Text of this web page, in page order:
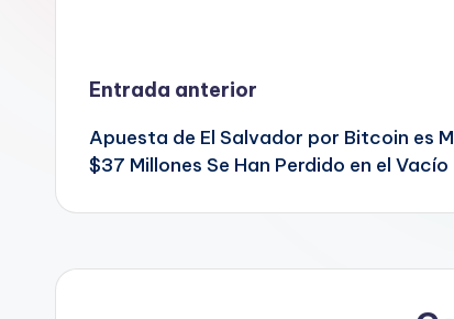
Navegación
de
entradas
Entrada anterior
Apuesta de El Salvador por Bitcoin es
$37 Millones Se Han Perdido en el Vacío